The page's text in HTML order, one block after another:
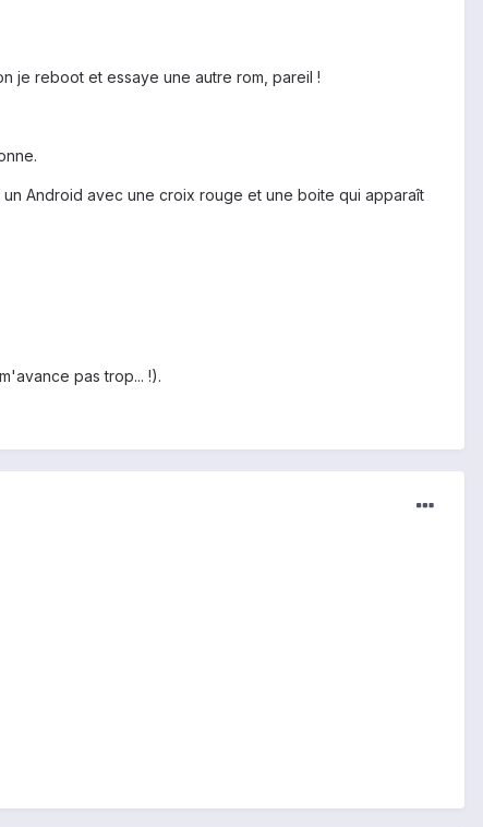
je reboot et essaye une autre rom, pareil !
Android avec une croix rouge et une boite qui apparaît
pas trop... !).